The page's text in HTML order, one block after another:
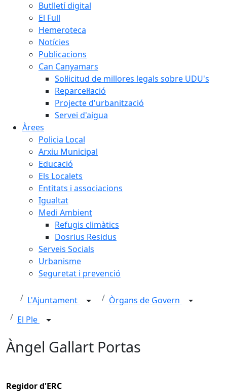
Butlletí digital
El Full
Hemeroteca
Notícies
Publicacions
Can Canyamars
Sol·licitud de millores legals sobre UDU's
Reparcel·lació
Projecte d'urbanització
Servei d'aigua
Àrees
Policia Local
Arxiu Municipal
Educació
Els Localets
Entitats i associacions
Igualtat
Medi Ambient
Refugis climàtics
Dosrius Residus
Serveis Socials
Urbanisme
Seguretat i prevenció
L'Ajuntament
Òrgans de Govern
El Ple
Àngel Gallart Portas
Regidor d'ERC